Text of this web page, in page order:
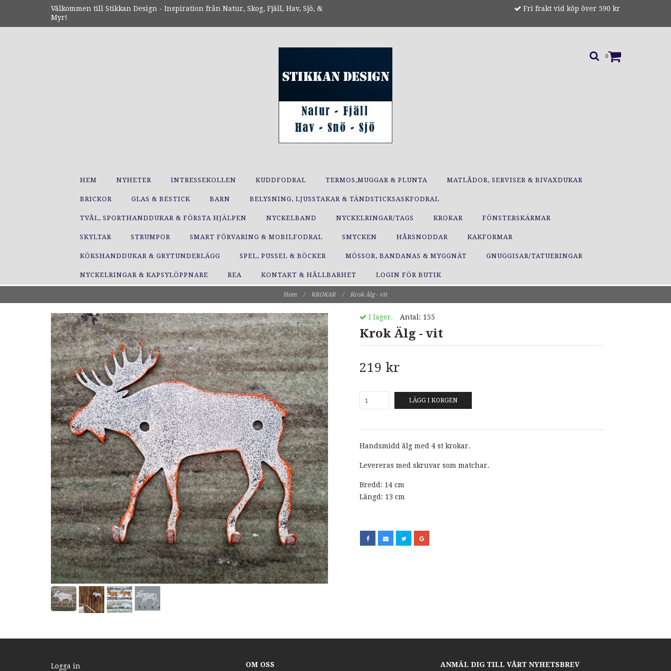
Välkommen till Stikkan Design - Inspiration från Natur, Skog, Fjäll, Hav, Sjö, &
Myr!
Fri frakt vid köp över 590 kr
0
HEM NYHETER INTRESSEKOLLEN KUDDFODRAL TERMOS,MUGGAR & PLUNTA MATLÅDOR, SERVISER & BIVAXDUKAR
BRICKOR GLAS & BESTICK BARN BELYSNING, LJUSSTAKAR & TÄNDSTICKSASKFODRAL
TVÅL, SPORTHANDDUKAR & FÖRSTA HJÄLPEN NYCKELBAND NYCKELRINGAR/TAGS KROKAR FÖNSTERSKÄRMAR
SKYLTAR STRUMPOR SMART FÖRVARING & MOBILFODRAL SMYCKEN HÅRSNODDAR KAKFORMAR
KÖKSHANDDUKAR & GRYTUNDERLÄGG SPEL, PUSSEL & BÖCKER MÖSSOR, BANDANAS & MYGGNÄT GNUGGISAR/TATUERINGAR
NYCKELRINGAR & KAPSYLÖPPNARE REA KONTAKT & HÅLLBARHET LOGIN FÖR BUTIK
Hem / KROKAR / Krok Älg - vit
I lager. Antal: 155
Krok Älg - vit
219 kr
LÄGG I KORGEN
Handsmidd älg med 4 st krokar.
Levereras med skruvar som matchar.
Bredd: 14 cm
Längd: 13 cm
Logga in OM OSS ANMÄL DIG TILL VÅRT NYHETSBREV